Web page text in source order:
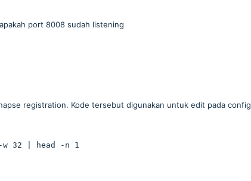
port 8008 sudah listening
registration. Kode tersebut digunakan untuk edit pada config
32 | head -n 1